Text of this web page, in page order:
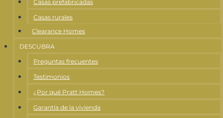
Casas prefabricadas
Casas rurales
Clearance Homes
DESCUBRA
Preguntas frecuentes
Testimonios
¿Por qué Pratt Homes?
Garantía de la vivienda